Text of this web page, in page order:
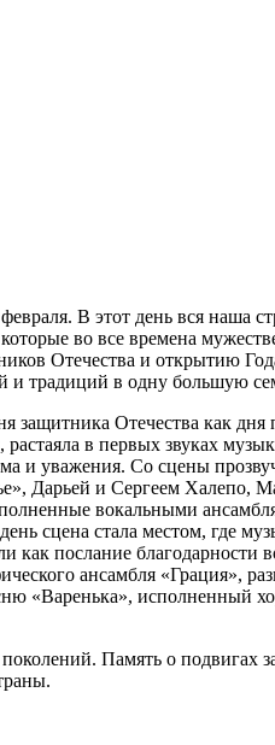
В этот день вся наша
во все времена
Отечества и открытию
и традиций в одну большую
Отечества как дня
в первых звуках
и уважения. Со сцены
Дарьей и Сергеем Халепо,
вокальными
сцена стала местом, где
послание благодарности
ансамбля «Грация»,
«Варенька», исполненный
Память о